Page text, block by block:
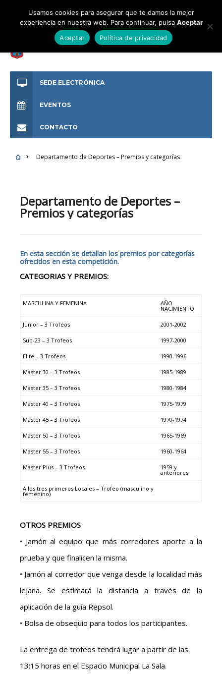
SEDE ELECTRÓNICA
EVENTOS
CONTACTO
Departamento de Deportes – Premios y categorías
Departamento de Deportes –
Premios y categorías
En esta sección se detallan los premios por categorías
ofrecidos en esta competición.
CATEGORIAS Y PREMIOS:
MASCULINA Y FEMENINA AÑO
NACIMIENTO
Junior – 3 Trofeos 2001-2002
Sub-23 – 3 Trofeos 1997-2000
Elite – 3 Trofeos 1990-1996
Master 30 – 3 Trofeos 1985-1989
Master 35 – 3 Trofeos 1980-1984
Master 40 – 3 Trofeos 1975-1979
Master 45 – 3 Trofeos 1970-1974
Master 50 – 3 Trofeos 1965-1969
Master 55 – 3 Trofeos 1960-1964
Master Plus – 3 Trofeos 1959 y
anteriores
A los tres primeros Locales – Trofeo (masculino y
femenino)
OTROS PREMIOS
• Jamón al equipo que más corredores aporte a la
prueba y que finalicen la misma.
• Jamón al corredor que venga desde la localidad más
lejana. Se estimará la distancia a través de la
aplicación de la guía Repsol.
• Bolsa de obsequio para todos los participantes.
La entrega de trofeos tendrá lugar a partir de las
13:15 horas en el Espacio Municipal La Sala.
Usamos cookies para asegurar que te damos la mejor
experiencia en nuestra web. Para continuar, pulsa Aceptar
Aceptar
Política de privacidad